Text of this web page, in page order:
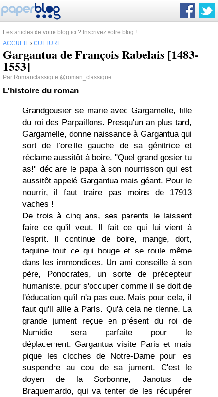
Les articles de votre blog ici ? Inscrivez votre blog !
ACCUEIL › CULTURE
Gargantua de François Rabelais [1483-
1553]
Par Romanclassique @roman_classique
L'histoire du roman
Grandgousier se marie avec Gargamelle, fille
du roi des Parpaillons. Presqu'un an plus tard,
Gargamelle, donne naissance à Gargantua qui
sort de l’oreille gauche de sa génitrice et
réclame aussitôt à boire. "Quel grand gosier tu
as!" déclare le papa à son nourrisson qui est
aussitôt appelé Gargantua mais géant. Pour le
nourrir, il faut traire pas moins de 17913
vaches !
De trois à cinq ans, ses parents le laissent
faire ce qu'il veut. Il fait ce qui lui vient à
l'esprit. Il continue de boire, mange, dort,
taquine tout ce qui bouge et se roule même
dans les immondices. Un ami conseille à son
père, Ponocrates, un sorte de précepteur
humaniste, pour s'occuper comme il se doit de
l'éducation qu'il n'a pas eue. Mais pour cela, il
faut qu'il aille à Paris. Qu'à cela ne tienne. La
grande jument reçue en présent du roi de
Numidie sera parfaite pour le
déplacement. Gargantua visite Paris et mais
pique les cloches de Notre-Dame pour les
suspendre au cou de sa jument. C'est le
doyen de la Sorbonne, Janotus de
Braquemardo, qui va tenter de les récupérer